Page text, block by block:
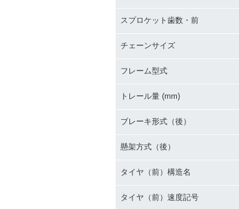
スプロケット歯数・前
チェーンサイズ
フレーム型式
トレール量 (mm)
ブレーキ形式（後）
懸架方式（後）
タイヤ（前）構造名
タイヤ（前）速度記号